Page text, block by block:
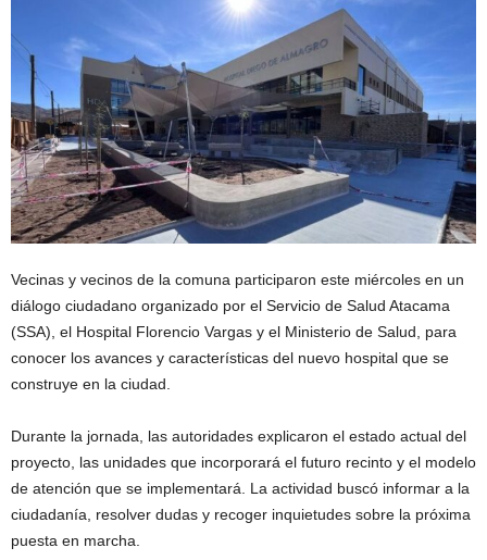
Vecinas y vecinos de la comuna participaron este miércoles en un
diálogo ciudadano organizado por el Servicio de Salud Atacama
(SSA), el Hospital Florencio Vargas y el Ministerio de Salud, para
conocer los avances y características del nuevo hospital que se
construye en la ciudad.
Durante la jornada, las autoridades explicaron el estado actual del
proyecto, las unidades que incorporará el futuro recinto y el modelo
de atención que se implementará. La actividad buscó informar a la
ciudadanía, resolver dudas y recoger inquietudes sobre la próxima
puesta en marcha.